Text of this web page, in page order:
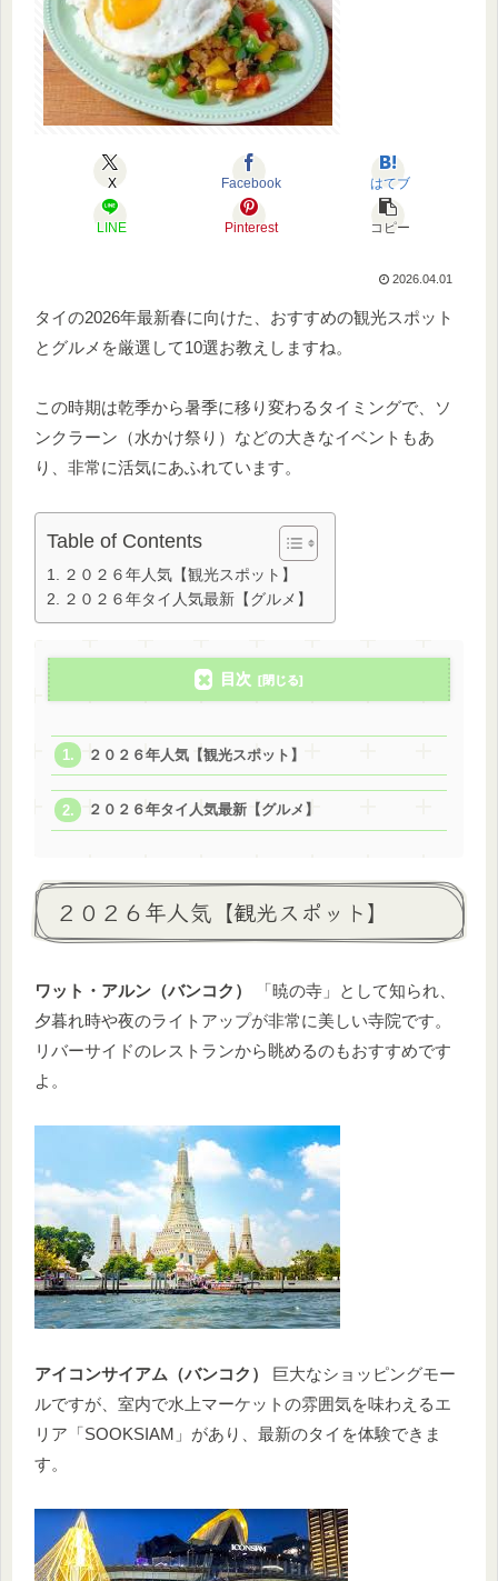
X Facebook はてブ
LINE Pinterest コピー
2026.04.01
タイの2026年最新春に向けた、おすすめの観光スポット
とグルメを厳選して10選お教えしますね。
この時期は乾季から暑季に移り変わるタイミングで、ソ
ンクラーン（水かけ祭り）などの大きなイベントもあ
り、非常に活気にあふれています。
Table of Contents
２０２６年人気【観光スポット】
２０２６年タイ人気最新【グルメ】
目次
２０２６年人気【観光スポット】
２０２６年タイ人気最新【グルメ】
２０２６年人気【観光スポット】
ワット・アルン（バンコク）
「暁の寺」として知られ、
夕暮れ時や夜のライトアップが非常に美しい寺院です。
リバーサイドのレストランから眺めるのもおすすめです
よ。
アイコンサイアム（バンコク）
巨大なショッピングモー
ルですが、室内で水上マーケットの雰囲気を味わえるエ
リア「SOOKSIAM」があり、最新のタイを体験できま
す。